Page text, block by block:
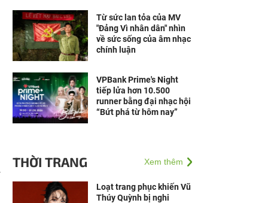
Từ sức lan tỏa của MV
"Đảng Vì nhân dân" nhìn
về sức sống của âm nhạc
chính luận
VPBank Prime's Night
tiếp lửa hơn 10.500
runner bằng đại nhạc hội
“Bứt phá từ hôm nay”
THỜI TRANG Xem thêm
Loạt trang phục khiến Vũ
Thúy Quỳnh bị nghi